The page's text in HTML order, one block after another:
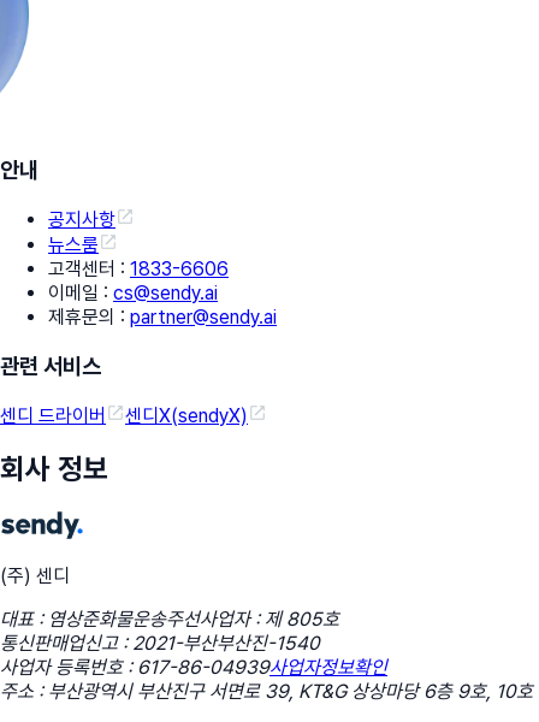
안내
공지사항
뉴스룸
고객센터 : 1833-6606
이메일 : cs@sendy.ai
제휴문의 : partner@sendy.ai
관련 서비스
센디 드라이버 센디X(sendyX)
회사 정보
(주) 센디
대표 : 염상준화물운송주선사업자 : 제 805호
통신판매업신고 : 2021-부산부산진-1540
사업자 등록번호 : 617-86-04939사업자정보확인
주소 : 부산광역시 부산진구 서면로 39, KT&G 상상마당 6층 9호, 10호